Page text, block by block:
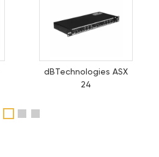
dBTechnologies ASX
24
1 2 3